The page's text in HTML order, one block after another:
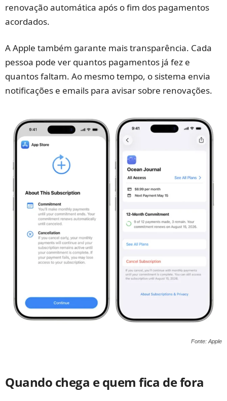
renovação automática após o fim dos pagamentos
acordados.
A Apple também garante mais transparência. Cada
pessoa pode ver quantos pagamentos já fez e
quantos faltam. Ao mesmo tempo, o sistema envia
notificações e emails para avisar sobre renovações.
Fonte: Apple
Quando chega e quem fica de fora